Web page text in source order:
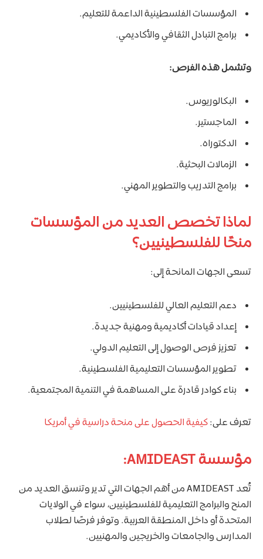
المؤسسات الفلسطينية الداعمة للتعليم.
برامج التبادل الثقافي والأكاديمي.
وتشمل هذه الفرص:
البكالوريوس.
الماجستير.
الدكتوراه.
الزمالات البحثية.
برامج التدريب والتطوير المهني.
لماذا تخصص العديد من المؤسسات
منحًا للفلسطينيين؟
تسعى الجهات المانحة إلى:
دعم التعليم العالي للفلسطينيين.
إعداد قيادات أكاديمية ومهنية جديدة.
تعزيز فرص الوصول إلى التعليم الدولي.
تطوير المؤسسات التعليمية الفلسطينية.
بناء كوادر قادرة على المساهمة في التنمية المجتمعية.
تعرف على:كيفية الحصول على منحة دراسية في أمريكا
مؤسسة AMIDEAST:
تُعد AMIDEAST من أهم الجهات التي تدير وتنسق العديد من
المنح والبرامج التعليمية للفلسطينيين، سواء في الولايات
المتحدة أو داخل المنطقة العربية. وتوفر فرصًا لطلاب
المدارس والجامعات والخريجين والمهنيين.